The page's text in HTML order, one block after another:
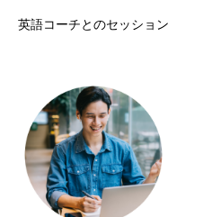
英語コーチとのセッション